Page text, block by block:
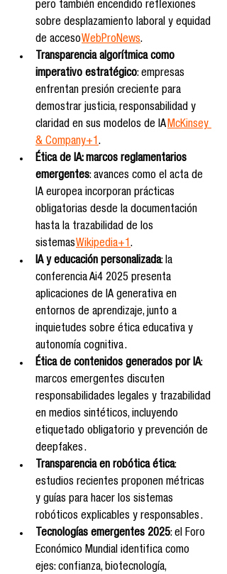
pero también encendido reflexiones
sobre desplazamiento laboral y equidad
de acceso WebProNews.
Transparencia algorítmica como
imperativo estratégico: empresas
enfrentan presión creciente para
demostrar justicia, responsabilidad y
claridad en sus modelos de IA McKinsey
& Company+1.
Ética de IA: marcos reglamentarios
emergentes: avances como el acta de
IA europea incorporan prácticas
obligatorias desde la documentación
hasta la trazabilidad de los
sistemas Wikipedia+1.
IA y educación personalizada: la
conferencia Ai4 2025 presenta
aplicaciones de IA generativa en
entornos de aprendizaje, junto a
inquietudes sobre ética educativa y
autonomía cognitiva .
Ética de contenidos generados por IA:
marcos emergentes discuten
responsabilidades legales y trazabilidad
en medios sintéticos, incluyendo
etiquetado obligatorio y prevención de
deepfakes .
Transparencia en robótica ética:
estudios recientes proponen métricas
y guías para hacer los sistemas
robóticos explicables y responsables .
Tecnologías emergentes 2025: el Foro
Económico Mundial identifica como
ejes: confianza, biotecnología,